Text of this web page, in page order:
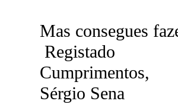
Mas consegues
Registado
Cumprimentos,
Sérgio Sena